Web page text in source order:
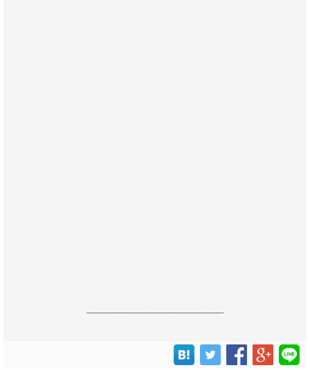
------------------------------------------------------------------